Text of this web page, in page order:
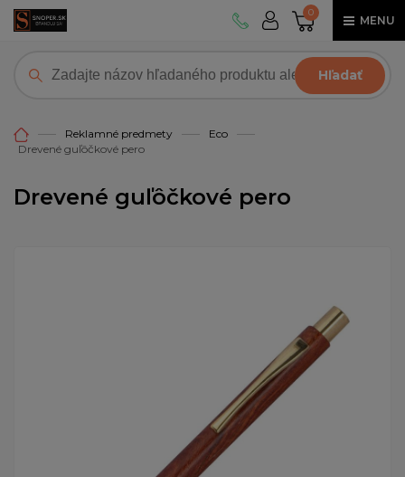
0
MENU
Hľadať
Reklamné predmety
Eco
Drevené guľôčkové pero
Drevené guľôčkové pero